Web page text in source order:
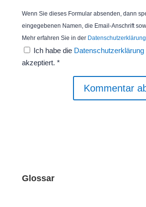
Wenn Sie dieses Formular absenden, dann
eingegebenen Namen, die Email-Anschrift
Mehr erfahren Sie in der Datenschutzerklärung
Ich habe die Datenschutzerklärung
akzeptiert. *
Kommentar
Glossar